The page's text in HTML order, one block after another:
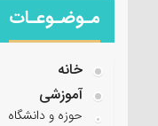
مـوضـوعـات
خانه
آموزشی
حوزه و دانشگاه